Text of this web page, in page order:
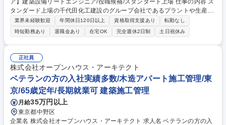
ア】建築設備リードエンジニア/役職候補/スタンダード上場 仕事の内容 ス
タンダード上場の千代田化工建設のグループ会社であるプラントや生産設
備の設計、調達、建設、メンテナンスを行っている当社にて、研究所など
のプロジェクトを遂行をお任せいたします。※経験者（幹部候補） 【詳
細】■設計インプット：顧客要望ヒアリング、要望に合わせた基本構想の
提案など■設計アウトプット：建築物・設備等のプランニングや仕様決
め、官庁申請、社内の関係部署等との連携調整など コスト管理：係る費用
の算出、顧客へ提示・交渉、協力会社の手配およびコントロールなど■施
工管理：工事現場での品質・工程・安全管理など（一定期間、現地赴任）
募集職種 【横浜/シニア】建築設備リードエンジニア/役職候補/スタンダー
ド上場
業界未経験歓迎 年間休日120日以上 資格取得支援あり
転勤なし
時短勤務あり
退職金あり 在宅OK 完全週休2日制 土日祝休み
正社員
株式会社オープンハウス・アーキテクト
ベテランの方の入社実績多数/木造アパート施工管理/東
京/65歳定年/長期就業可 建築施工管理
月給35万円以上
東京都中野区
企業名 株式会社オープンハウス・アーキテクト 求人名 ベテランの方の入